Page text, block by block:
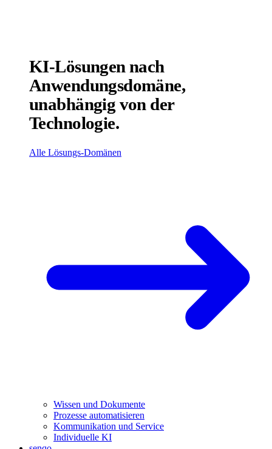
KI-Lösungen nach
Anwendungsdomäne,
unabhängig von der
Technologie.
Alle Lösungs-Domänen
Wissen und Dokumente
Prozesse automatisieren
Kommunikation und Service
Individuelle KI